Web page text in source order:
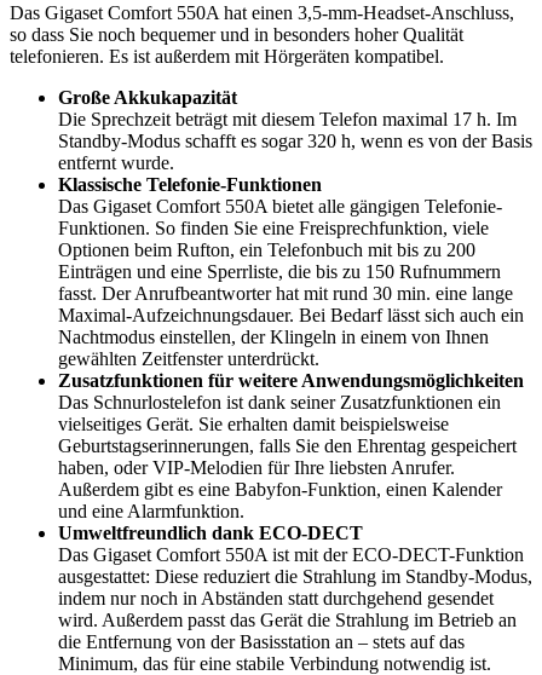
Das Gigaset Comfort 550A hat einen 3,5-mm-Headset-Anschluss,
so dass Sie noch bequemer und in besonders hoher Qualität
telefonieren. Es ist außerdem mit Hörgeräten kompatibel.
Große Akkukapazität
Die Sprechzeit beträgt mit diesem Telefon maximal 17 h. Im
Standby-Modus schafft es sogar 320 h, wenn es von der Basis
entfernt wurde.
Klassische Telefonie-Funktionen
Das Gigaset Comfort 550A bietet alle gängigen Telefonie-
Funktionen. So finden Sie eine Freisprechfunktion, viele
Optionen beim Rufton, ein Telefonbuch mit bis zu 200
Einträgen und eine Sperrliste, die bis zu 150 Rufnummern
fasst. Der Anrufbeantworter hat mit rund 30 min. eine lange
Maximal-Aufzeichnungsdauer. Bei Bedarf lässt sich auch ein
Nachtmodus einstellen, der Klingeln in einem von Ihnen
gewählten Zeitfenster unterdrückt.
Zusatzfunktionen für weitere Anwendungsmöglichkeiten
Das Schnurlostelefon ist dank seiner Zusatzfunktionen ein
vielseitiges Gerät. Sie erhalten damit beispielsweise
Geburtstagserinnerungen, falls Sie den Ehrentag gespeichert
haben, oder VIP-Melodien für Ihre liebsten Anrufer.
Außerdem gibt es eine Babyfon-Funktion, einen Kalender
und eine Alarmfunktion.
Umweltfreundlich dank ECO-DECT
Das Gigaset Comfort 550A ist mit der ECO-DECT-Funktion
ausgestattet: Diese reduziert die Strahlung im Standby-Modus,
indem nur noch in Abständen statt durchgehend gesendet
wird. Außerdem passt das Gerät die Strahlung im Betrieb an
die Entfernung von der Basisstation an – stets auf das
Minimum, das für eine stabile Verbindung notwendig ist.